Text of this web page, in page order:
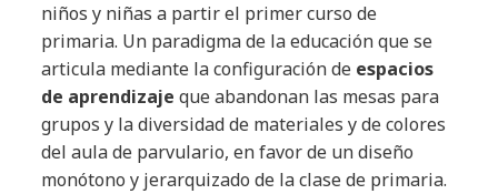
niños y niñas a partir el primer curso de
primaria. Un paradigma de la educación que se
articula mediante la configuración de espacios
de aprendizaje que abandonan las mesas para
grupos y la diversidad de materiales y de colores
del aula de parvulario, en favor de un diseño
monótono y jerarquizado de la clase de primaria.